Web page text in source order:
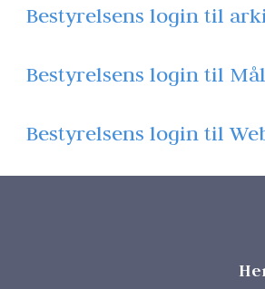
Bestyrelsens login til
Bestyrelsens login til
Bestyrelsens login til